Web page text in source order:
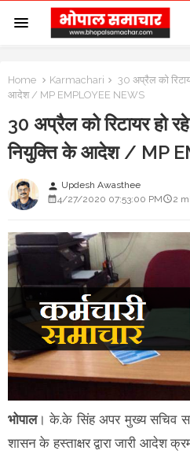
Home Karmachari
30 अप्रैल को
आदेश / MP EMPLOYEE NEWS
30 अप्रैल को रिटायर हो रहे
नियुक्ति के आदेश / MP
person Updesh Awasthee
4/27/2020 07:53:00 PM
2
भोपाल। के.के सिंह अपर मुख्य सचिव
शासन के हस्ताक्षर द्वारा जारी आदेश